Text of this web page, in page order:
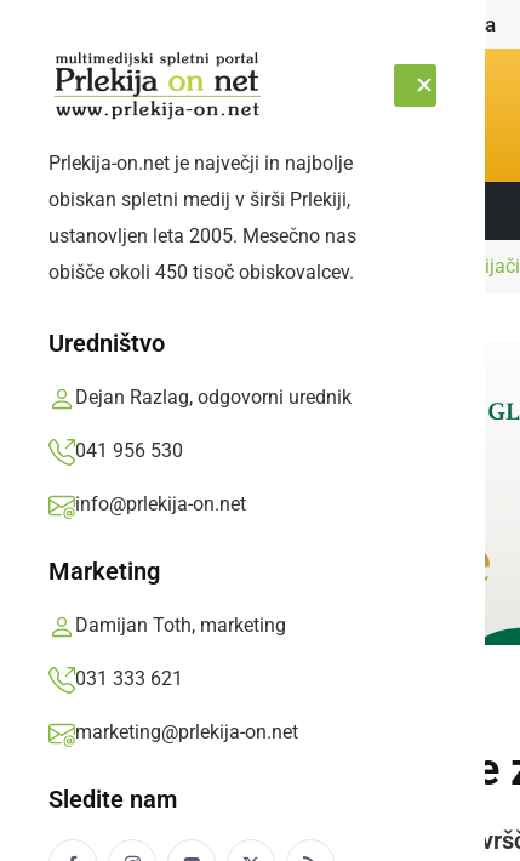
Naslovnica
SOBOTA, 8. AVGUST 2026 Sledite nam:
Prlekija-on.net je največji in najbolje
obiskan spletni medij v širši Prlekiji,
ustanovljen leta 2005. Mesečno nas
obišče okoli 450 tisoč obiskovalcev.
Uredništvo
Dejan Razlag, odgovorni urednik
041 956 530
info@prlekija-on.net
Marketing
Damijan Toth, marketing
031 333 621
marketing@prlekija-on.net
Sledite nam
Naslovnica ŠportTomaž ŠIC bar se z
Tomaž ŠIC bar
Če se želijo direktno, kot prvo